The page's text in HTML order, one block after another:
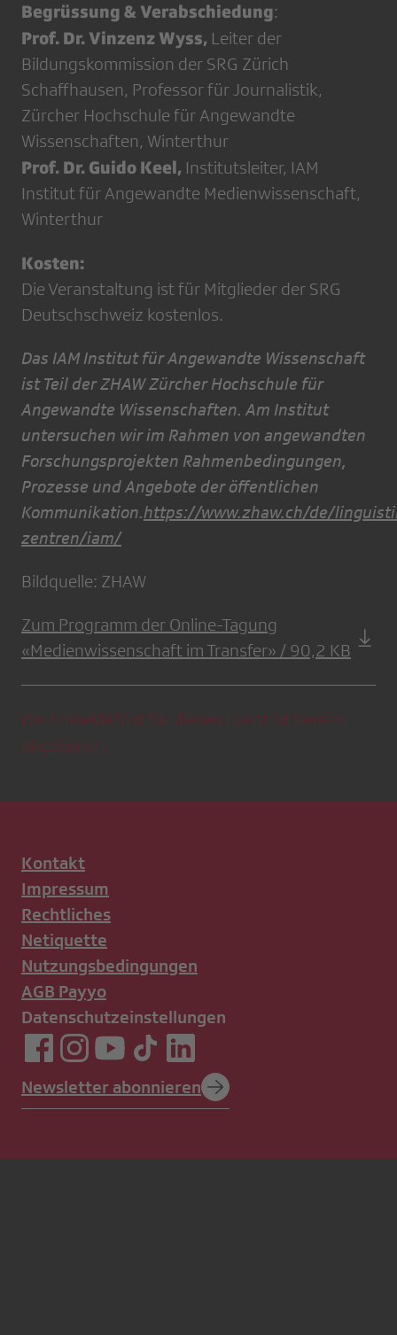
Begrüssung & Verabschiedung:
Prof. Dr. Vinzenz Wyss, Leiter der
Bildungskommission der SRG Zürich
Schaffhausen, Professor für Journalistik,
Zürcher Hochschule für Angewandte
Wissenschaften, Winterthur
Prof. Dr. Guido Keel, Institutsleiter, IAM
Institut für Angewandte Medienwissenschaft,
Winterthur
Kosten:
Die Veranstaltung ist für Mitglieder der SRG
Deutschschweiz kostenlos.
Das IAM Institut für Angewandte Wissenschaft
ist Teil der ZHAW Zürcher Hochschule für
Angewandte Wissenschaften. Am Institut
untersuchen wir im Rahmen von angewandten
Forschungsprojekten Rahmenbedingungen,
Prozesse und Angebote der öffentlichen
Kommunikation.https://www.zhaw.ch/de/
zentren/iam/
Bildquelle: ZHAW
Zum Programm der Online-Tagung
«Medienwissenschaft im Transfer» / 90,2 KB
Die Anmeldefrist für diesen Event ist bereits
abgelaufen.
Kontakt
Impressum
Rechtliches
Netiquette
Nutzungsbedingungen
AGB Payyo
Datenschutzeinstellungen
Newsletter abonnieren